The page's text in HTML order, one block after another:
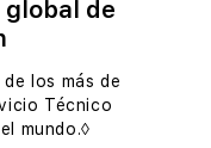
global de
los más de
Técnico
mundo.◊